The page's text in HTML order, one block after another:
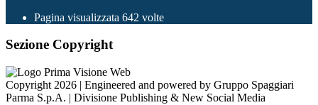
Pagina visualizzata 642 volte
Sezione Copyright
Copyright 2026 | Engineered and powered by Gruppo Spaggiari
Parma S.p.A. | Divisione Publishing & New Social Media